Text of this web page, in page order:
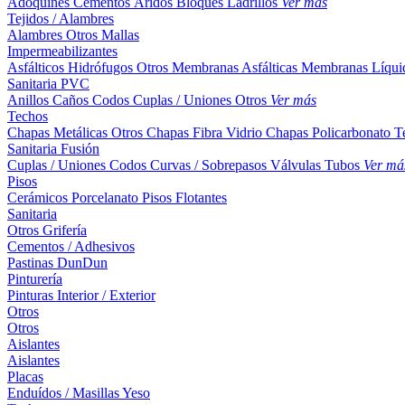
Tejidos / Alambres
Alambres Otros Mallas
Impermeabilizantes
Asfálticos Hidrófugos Otros Membranas Asfálticas Membranas
Sanitaria PVC
Anillos Caños Codos Cuplas / Uniones Otros Ver más
Techos
Chapas Metálicas Otros Chapas Fibra Vidrio Chapas Policarbonato
Sanitaria Fusión
Cuplas / Uniones Codos Curvas / Sobrepasos Válvulas Tubos Ver
Pisos
Cerámicos Porcelanato Pisos Flotantes
Sanitaria
Otros Grifería
Cementos / Adhesivos
Pastinas DunDun
Pinturería
Pinturas Interior / Exterior
Otros
Otros
Aislantes
Aislantes
Placas
Enduídos / MasillasYeso